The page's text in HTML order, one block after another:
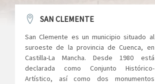
SAN CLEMENTE
San Clemente es un municipio situado al
suroeste de la provincia de Cuenca, en
Castilla-La Mancha. Desde 1980 está
declarada como Conjunto Histórico-
Artístico, así como dos monumentos